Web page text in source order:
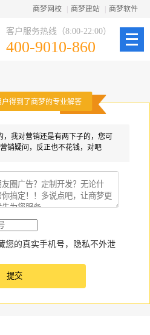
商梦网校 商梦建站 商梦软件
客户服务热线（8:00-22:00）
400-9010-860
户得到了商梦的专业解答
，我对营销还是有两下子的，您可
销疑问，反正也不花钱，对吧
您的真实手机号，隐私不外泄